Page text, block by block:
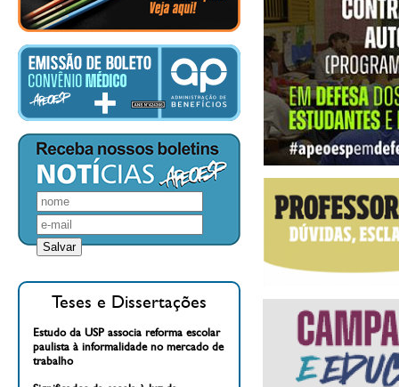
Teses e Dissertações
Estudo da USP associa reforma escolar
paulista à informalidade no mercado de
trabalho